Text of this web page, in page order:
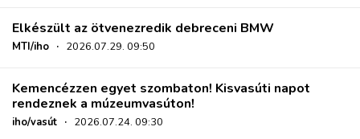
Elkészült az ötvenezredik debreceni BMW
MTI/iho · 2026.07.29. 09:50
Kemencézzen egyet szombaton! Kisvasúti napot
rendeznek a múzeumvasúton!
iho/vasút · 2026.07.24. 09:30